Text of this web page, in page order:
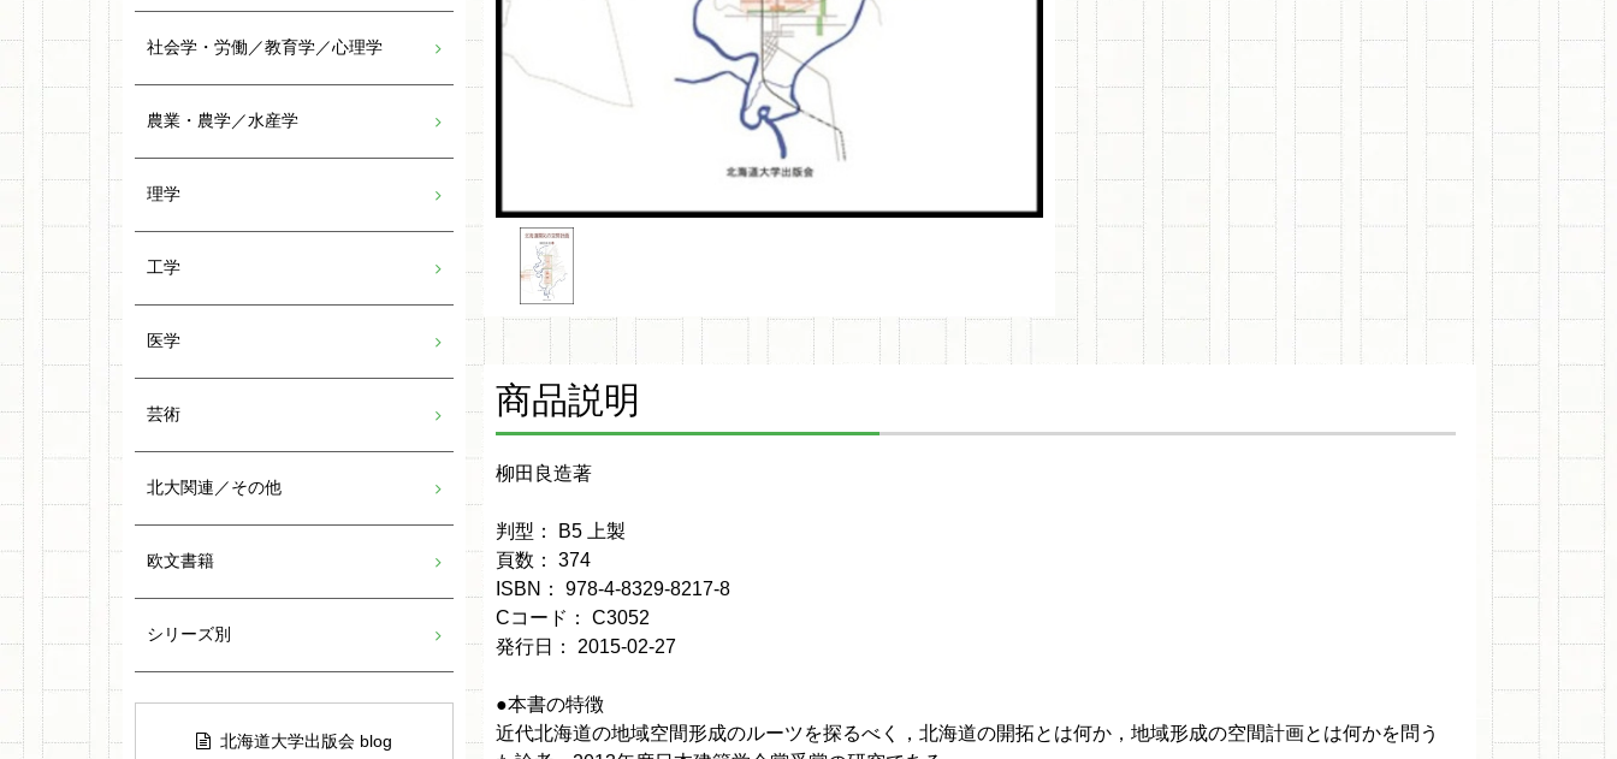
商品説明
柳田良造著
判型： B5 上製
頁数： 374
ISBN： 978-4-8329-8217-8
Cコード： C3052
発行日： 2015-02-27
●本書の特徴
近代北海道の地域空間形成のルーツを探るべく，北海道の開拓とは何か，地域形成の空間計画とは何かを問う
社会学・労働／教育学／心理学
農業・農学／水産学
理学
工学
医学
芸術
北大関連／その他
欧文書籍
シリーズ別
北海道大学出版会 blog